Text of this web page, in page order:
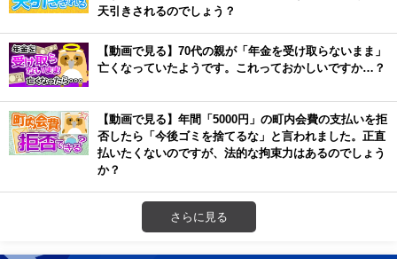
天引きされるのでしょう？
【動画で見る】70代の親が「年金を受け取らないまま」
亡くなっていたようです。これっておかしいですか…？
【動画で見る】年間「5000円」の町内会費の支払いを拒
否したら「今後ゴミを捨てるな」と言われました。正直
払いたくないのですが、法的な拘束力はあるのでしょう
か？
さらに見る